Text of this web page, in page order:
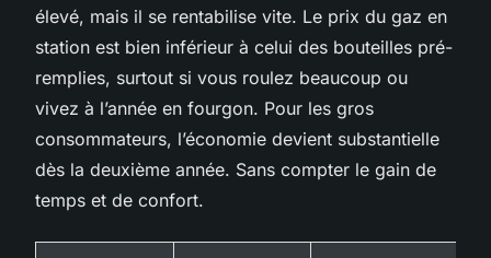
élevé, mais il se rentabilise vite. Le prix du gaz en
station est bien inférieur à celui des bouteilles pré-
remplies, surtout si vous roulez beaucoup ou
vivez à l’année en fourgon. Pour les gros
consommateurs, l’économie devient substantielle
dès la deuxième année. Sans compter le gain de
temps et de confort.